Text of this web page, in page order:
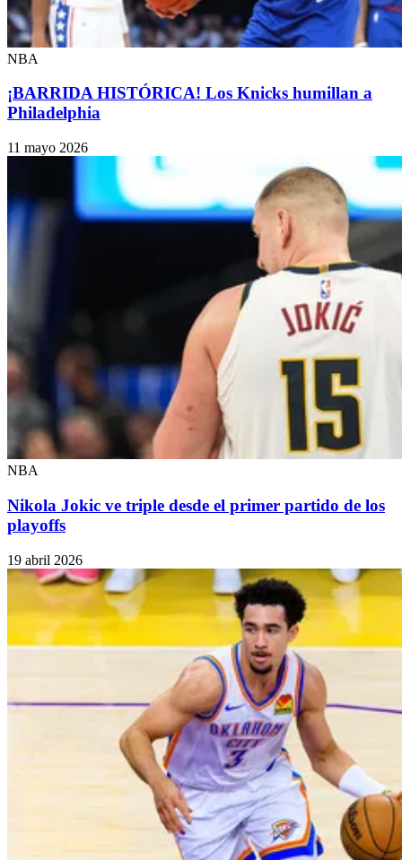
NBA
¡BARRIDA HISTÓRICA! Los Knicks humillan a
Philadelphia
11 mayo 2026
NBA
Nikola Jokic ve triple desde el primer partido de los
playoffs
19 abril 2026